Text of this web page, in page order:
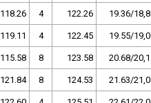
118.26 4 122.26 19.36/18,8
119.11 4 122.45 19.55/19,0
115.58 8 123.58 20.68/20,1
121.84 8 124.53 21.63/21,0